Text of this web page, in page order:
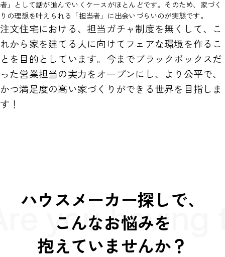
者」として話が進んでいくケースがほとんどです。そのため、家づく
りの理想を叶えられる「担当者」に出会いづらいのが実態です。
注文住宅における、担当ガチャ制度を無くして、こ
れから家を建てる人に向けてフェアな環境を作るこ
とを目的としています。今までブラックボックスだ
った営業担当の実力をオープンにし、より公平で、
かつ満足度の高い家づくりができる世界を目指しま
す！
you having
ハウスメーカー探しで、
こんなお悩みを
抱えていませんか？